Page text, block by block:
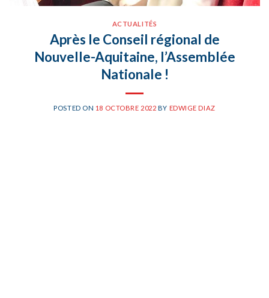
ACTUALITÉS
Après le Conseil régional de
Nouvelle-Aquitaine, l’Assemblée
Nationale !
POSTED ON 18 OCTOBRE 2022 BY EDWIGE DIAZ